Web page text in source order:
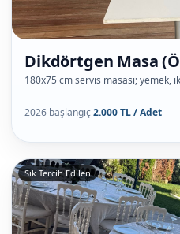
Dikdörtgen Masa
180x75 cm servis masası; yemek,
2026 başlangıç2.000 TL / Adet
Sık Tercih Edilen